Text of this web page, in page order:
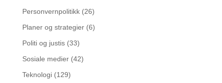
Personvernpolitikk(26)
Planer og strategier(6)
Politi og justis(33)
Sosiale medier(42)
Teknologi(129)